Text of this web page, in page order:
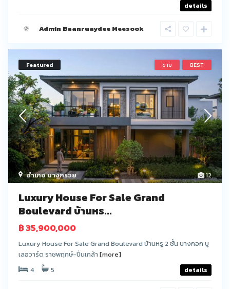
details
Admin Baanruaydee Meesook
12
อำเภอ บางกรวย
Featured ขาย BEST
Luxury House For Sale Grand
Boulevard บ้านหร...
฿ 35,900,000
Luxury House For Sale Grand Boulevard บ้านหรู 2 ชั้น บางกอก บู
เลอวาร์ด ราชพฤกษ์-ปิ่นเกล้า [more]
4
5 details